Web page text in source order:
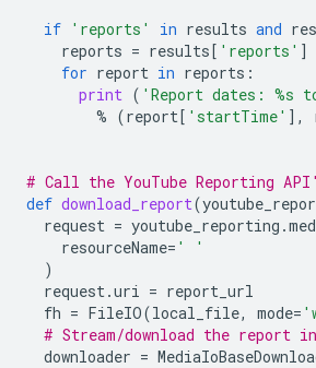
if 'reports' in results and
reports = results[ 'reports' ]
for report in reports :
print ( 'Report dates: %s
% (report[ 'startTime' ],
# Call the YouTube Reporting
def download_report(
request = youtube_reporting .
resourceName= ' '
)
request.uri = report_url
fh = FileIO(local_file, mode=
# Stream/download the report
downloader =